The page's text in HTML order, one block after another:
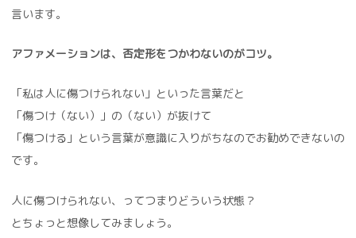
言います。
アファメーションは、否定形をつかわないのがコツ。
「私は人に傷つけられない」といった言葉だと
「傷つけ（ない）」の（ない）が抜けて
「傷つける」という言葉が意識に入りがちなのでお勧めできないの
です。
人に傷つけられない、ってつまりどういう状態？
とちょっと想像してみましょう。